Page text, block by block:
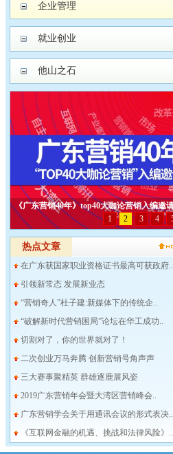
企业管理
就业创业
他山之石
热点文章
在广东获国家职业资格证书最高可获政府..
引领新常态 发展新业态
“营销奇人”杜子建:新媒体下的传统企..
“破解新时代营销困局”论坛在华工成功..
切割对了，你的世界就对了！
二次创业万马奔腾 创新营销号角声声
三大赛事聚精英 群雄逐鹿展风姿
2019广东营销年会暨大湾区营销峰会..
广东营销学会关于用通讯会议的形式表决..
《互联网金融的机遇、挑战和法律风险》..